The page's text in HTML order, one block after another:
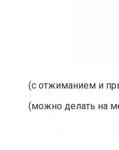
(с отжиманием и
(можно делать на